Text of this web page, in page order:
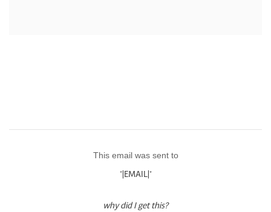
This email was sent to
*|EMAIL|*
why did I get this?